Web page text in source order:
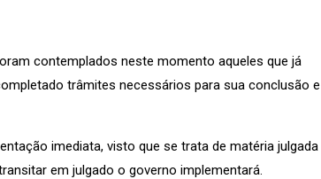
contemplados neste momento aqueles que já
trâmites necessários para sua conclusão e
imediata, visto que se trata de matéria julgada
em julgado o governo implementará.